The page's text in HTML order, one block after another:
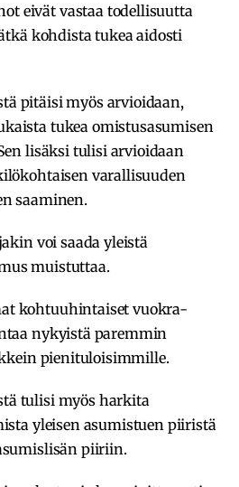
eivät vastaa todellisuutta
kohdista tukea aidosti
pitäisi myös arvioidaan,
tukea omistusasumisen
lisäksi tulisi arvioidaan
varallisuuden
saaminen.
voi saada yleistä
muistuttaa.
kohtuuhintaiset vuokra-
nykyistä paremmin
pienituloisimmille.
tulisi myös harkita
yleisen asumistuen piiristä
piiriin.